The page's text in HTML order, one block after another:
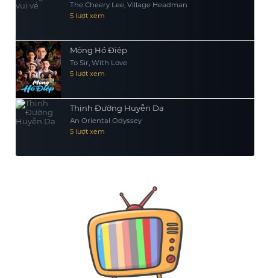
The Cheery Lee, Village Headman
5 lượt xem
Mộng Hồ Điệp
To Sir, With Love
5 lượt xem
Thịnh Đường Huyễn Dạ
An Oriental Odyssey
5 lượt xem